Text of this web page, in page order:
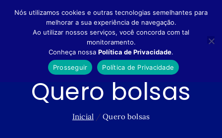
Vestibular UCP
Quero bolsas
Inicial Quero bolsas
Nós utilizamos cookies e outras tecnologias semelhantes para
melhorar a sua experiência de navegação.
Ao utilizar nossos serviços, você concorda com tal
monitoramento.
Conheça nossa Política de Privacidade.
Prosseguir
Política de Privacidade